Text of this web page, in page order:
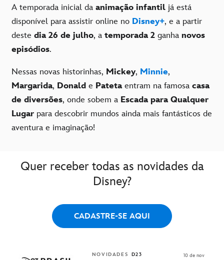
A temporada inicial da animação infantil já está
disponível para assistir online no Disney+, e a partir
deste dia 26 de julho, a temporada 2 ganha novos
episódios.
Nessas novas historinhas, Mickey, Minnie,
Margarida, Donald e Pateta entram na famosa casa
de diversões, onde sobem a Escada para Qualquer
Lugar para descobrir mundos ainda mais fantásticos de
aventura e imaginação!
Quer receber todas as novidades da
Disney?
CADASTRE-SE AQUI
NOVIDADES D23 10 de nov